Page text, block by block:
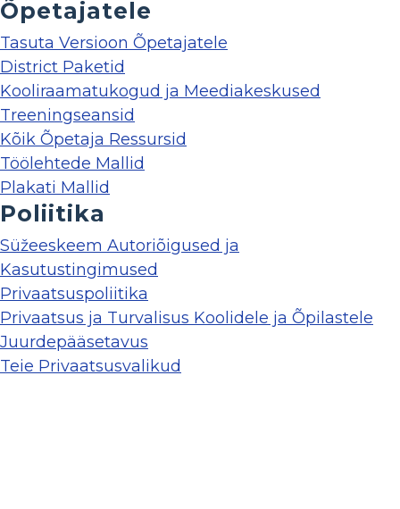
Õpetajatele
Tasuta Versioon Õpetajatele
District Paketid
Kooliraamatukogud ja Meediakeskused
Treeningseansid
Kõik Õpetaja Ressursid
Töölehtede Mallid
Plakati Mallid
Poliitika
Süžeeskeem Autoriõigused ja
Kasutustingimused
Privaatsuspoliitika
Privaatsus ja Turvalisus Koolidele ja Õpilastele
Juurdepääsetavus
Teie Privaatsusvalikud